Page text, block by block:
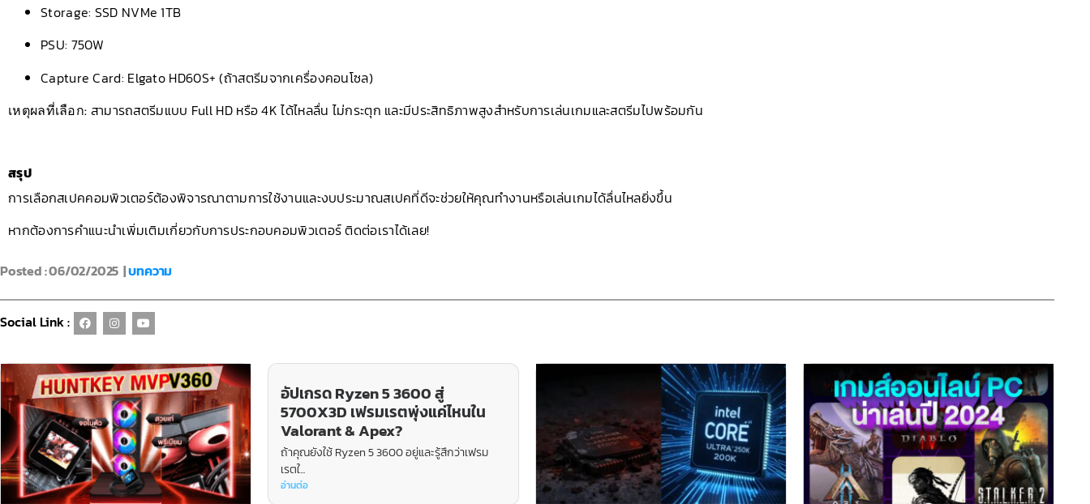
Storage: SSD NVMe 1TB
PSU: 750W
Capture Card: Elgato HD60S+ (ถ้าสตรีมจากเครื่องคอนโซล)
เหตุผลที่เลือก: สามารถสตรีมแบบ Full HD หรือ 4K ได้ไหลลื่น ไม่กระตุก และมีประสิทธิภาพสูงสำหรับการเล่นเกมและสตรีมไปพร้อมกัน
สรุป
การเลือกสเปคคอมพิวเตอร์ต้องพิจารณาตามการใช้งานและงบประมาณสเปคที่ดีจะช่วยให้คุณทำงานหรือเล่นเกมได้ลื่นไหลยิ่งขึ้น
หากต้องการคำแนะนำเพิ่มเติมเกี่ยวกับการประกอบคอมพิวเตอร์ ติดต่อเราได้เลย!
Posted : 06/02/2025 |บทความ
Social Link :
อัปเกรด Ryzen 5 3600 สู่
5700X3D เฟรมเรตพุ่งแค่ไหนใน
Valorant & Apex?
ถ้าคุณยังใช้ Ryzen 5 3600 อยู่และรู้สึกว่าเฟรม
เรตใ...
อ่านต่อ